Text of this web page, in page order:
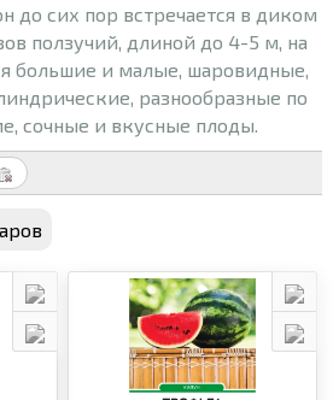
до сих пор встречается в диком
ползучий, длиной до 4-5 м, на
большие и малые, шаровидные,
разнообразные по
сочные и вкусные плоды.